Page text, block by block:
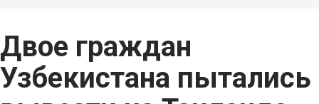
Двое граждан
Узбекистана пытались